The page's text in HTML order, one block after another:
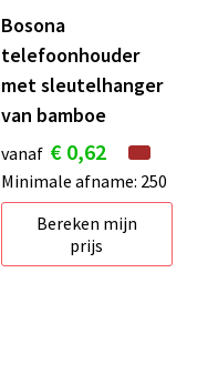
Bosona
telefoonhouder
met sleutelhanger
van bamboe
vanaf € 0,62
Minimale afname: 250
Bereken mijn
prijs